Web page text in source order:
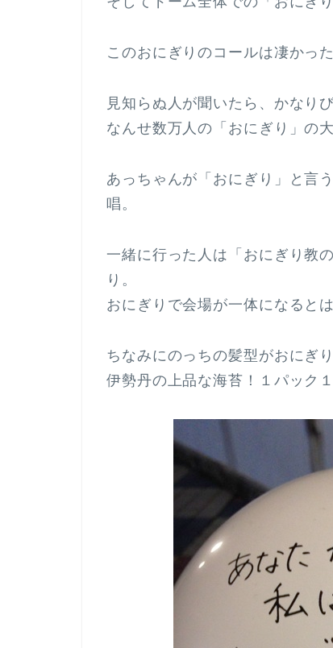
このおにぎりのコールは凄かった
見知らぬ人が聞いたら、かなり
なんせ数万人の「おにぎり」の
あっちゃんが「おにぎり」と言
唱。
一緒に行った人は「おにぎり教
り。
おにぎりで会場が一体になると
ちなみにのっちの髪型がおにぎ
伊勢丹の上品な海苔！１パック